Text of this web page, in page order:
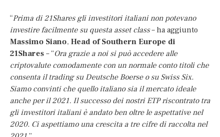
“Prima di 21Shares gli investitori italiani non potevano
investire facilmente su questa asset class– ha aggiunto
Massimo Siano, Head of Southern Europe di
21Shares – “Ora grazie a noi si può accedere alle
criptovalute comodamente con un normale conto titoli che
consenta il trading su Deutsche Boerse o su Swiss Six.
Siamo convinti che quello italiano sia il mercato ideale
anche per il 2021. Il successo dei nostri ETP riscontrato tra
gli investitori italiani è andato ben oltre le aspettative nel
2020. Ci aspettiamo una crescita a tre cifre di raccolta nel